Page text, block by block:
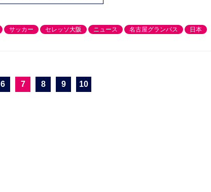
サッカー セレッソ大阪 ニュース 名古屋グランパス
日本
6 7 8 9 10